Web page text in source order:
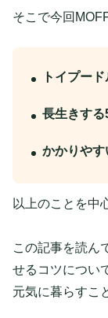
そこで今回
トイプー
長生きする
かかりや
以上のことを中
この記事を読ん
せるコツについ
元気に暮らすこ